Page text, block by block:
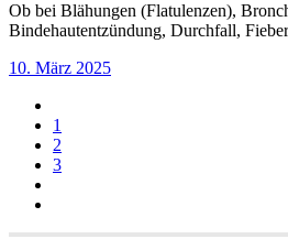
Ob bei Blähungen (Flatulenzen),
Bindehautentzündung, Durchfall,
10. März 2025
1
2
3